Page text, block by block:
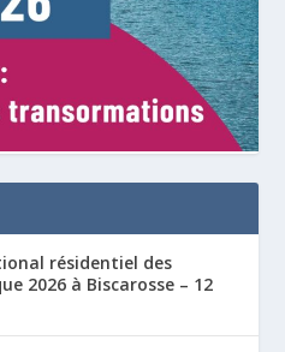
résidentiel des
2026 à Biscarosse – 12